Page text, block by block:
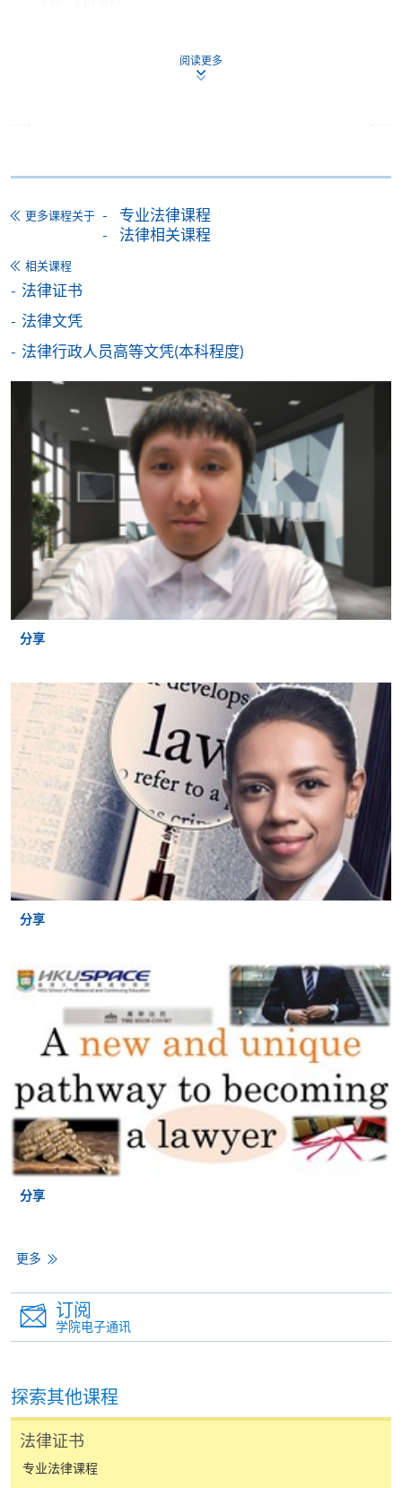
Disputes Resolution (Module from Advanced
Diploma in Legal Studies)
(Module from Advanced Diploma in Legal
课程编号
学费
$10,800
查询号码
本课程若干单元已加入持续进修基金可获发还款项课程名单
法律高等文凭
本课程在资歴架构下获得认可 (资歴架构第4级)
申请
申请表
报名办法
Legal Writing and Drafting
Apply Online
Now
Application
Code
2450-1374AW
Start Date
14 October 2026
(Wed)
Professional Responsibility and
Advocacy
Application
Start Date
2 Dec 2026
(Wed)
Disputes Resolution
Apply Online
Now
Application
Code
2470-
1029AW
Start Date
12 Feb 2027
(Fri)
付款方法
申请人可亲临学院任何一所报名中心，以现金、「易
办事」、微信支付（WeChat Pay）或支付宝
（Alipay） 缴付学费。
如以划线支票或银行本票缴付，抬头请注明「香港大
学专业进修学院」。支票背面请写上课程名称及申请
人姓名。 阁下可：
阅读更多
更多课程关于
专业法律课程
法律相关课程
相关课程
法律证书
法律文凭
法律行政人员高等文凭(本科程度)
分享
分享
分享
更多
订阅
学院电子通讯
探索其他课程
法律证书
专业法律课程